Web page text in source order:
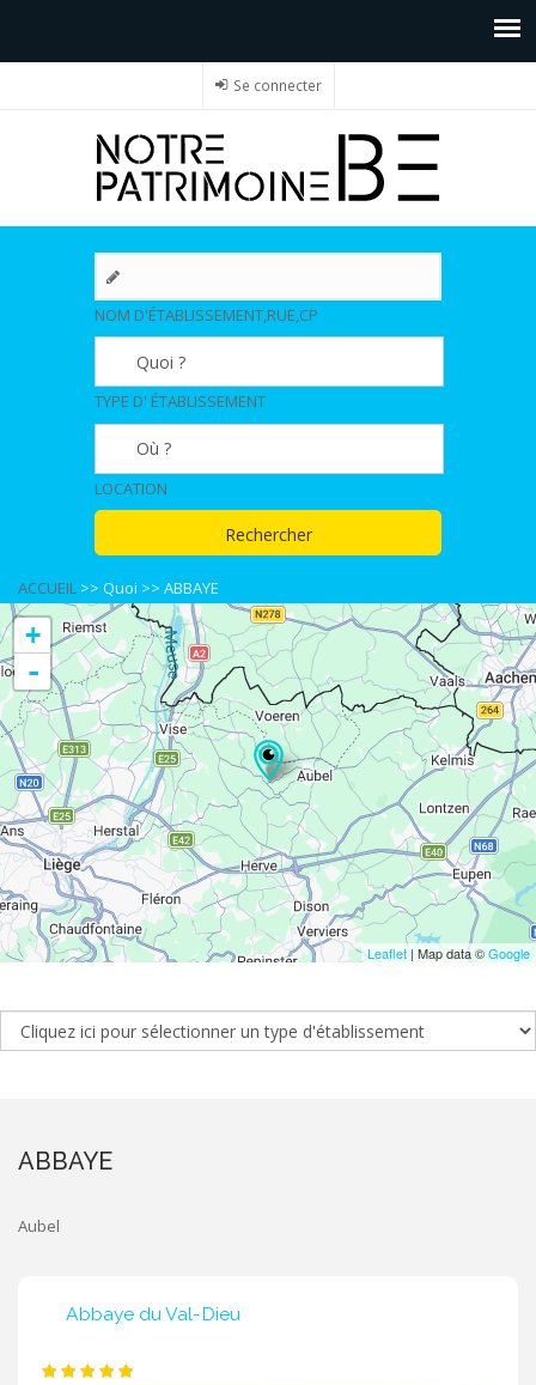
Se connecter
NOM D'ÉTABLISSEMENT,RUE,CP
TYPE D' ÉTABLISSEMENT
LOCATION
Rechercher
ACCUEIL >> Quoi >> ABBAYE
+
-
Leaflet | Map data ©Google
ABBAYE
Aubel
Abbaye du Val-Dieu